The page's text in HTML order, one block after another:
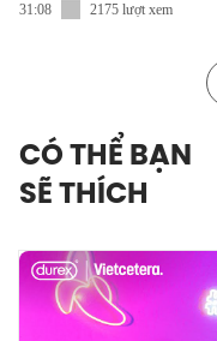
31:08 2175 lượt xem
CÓ THỂ BẠN
SẼ THÍCH